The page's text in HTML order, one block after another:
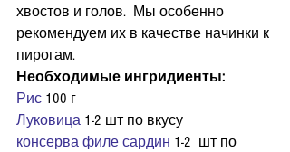
хвостов и голов.  Мы особенно
рекомендуем их в качестве начинки к
пирогам.
Необходимые ингридиенты:
Рис 100 г
Луковица 1-2 шт по вкусу
консерва филе сардин 1-2  шт по